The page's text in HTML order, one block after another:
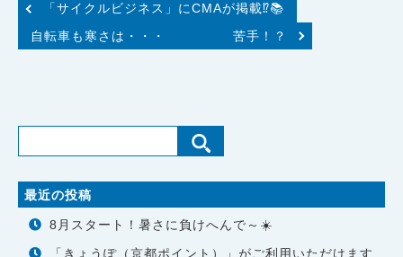
「サイクルビジネス」にCMAが掲載⁉📚
自転車も寒さは・・・ 苦手！？
最近の投稿
8月スタート！暑さに負けへんで～☀️
「きょうぽ（京都ポイント）」がご利用いただけます